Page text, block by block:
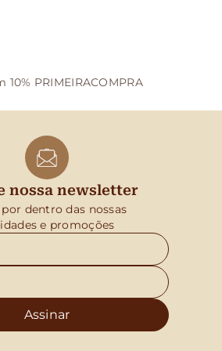
10% PRIMEIRACOMPRA
nossa newsletter
dentro das nossas
e promoções
Assinar